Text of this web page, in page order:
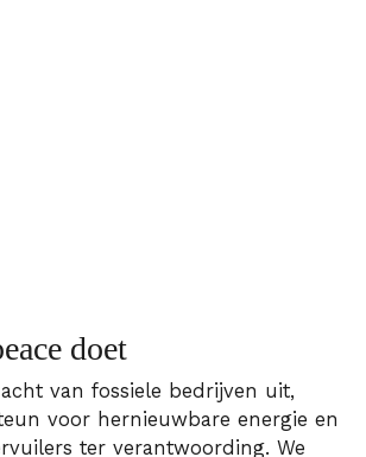
doet
van fossiele bedrijven uit,
voor hernieuwbare energie en
ter verantwoording. We